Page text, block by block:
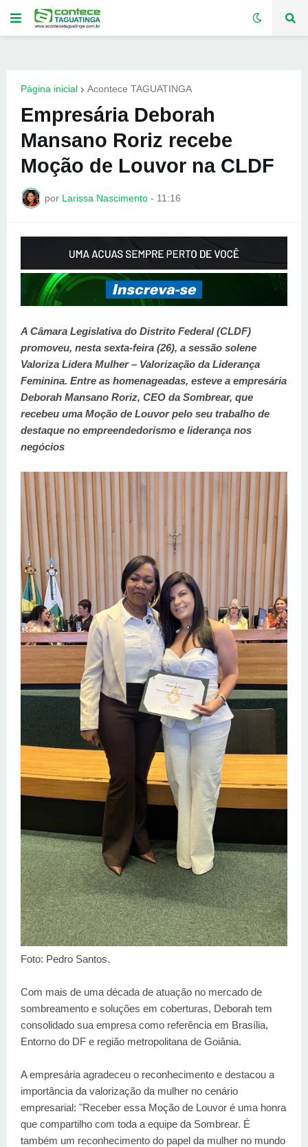
Página inicial Acontece TAGUATINGA
Empresária Deborah
Mansano Roriz recebe
Moção de Louvor na CLDF
por Larissa Nascimento - 11:16
A Câmara Legislativa do Distrito Federal (CLDF)
promoveu, nesta sexta-feira (26), a sessão solene
Valoriza Lidera Mulher – Valorização da Liderança
Feminina. Entre as homenageadas, esteve a empresária
Deborah Mansano Roriz, CEO da Sombrear, que
recebeu uma Moção de Louvor pelo seu trabalho de
destaque no empreendedorismo e liderança nos
negócios
Foto: Pedro Santos.
Com mais de uma década de atuação no mercado de
sombreamento e soluções em coberturas, Deborah tem
consolidado sua empresa como referência em Brasília,
Entorno do DF e região metropolitana de Goiânia.
A empresária agradeceu o reconhecimento e destacou a
importância da valorização da mulher no cenário
empresarial: "Receber essa Moção de Louvor é uma honra
que compartilho com toda a equipe da Sombrear. É
também um reconhecimento do papel da mulher no mundo